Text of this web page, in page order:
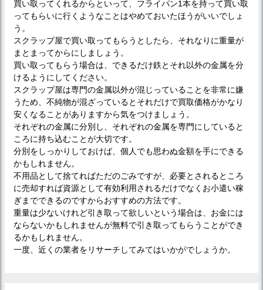
買い取ってくれるからといって、フライパン1本を持って買い取
ってもらいに行くようなことはやめておいたほうがいいでしょ
う。
スクラップ屋で買い取ってもらうとしたら、それなりに重量が
まとまってからにしましょう。
買い取ってもらう場合は、できるだけ鉄とそれ以外の金属を分
けるようにしてください。
スクラップ屋は専門の金属以外が混じっていることを非常に嫌
うため、不純物が混ざっているとそれだけで買取価格がかなり
安くなることがありますから気をつけましょう。
それぞれの金属に分別し、それぞれの金属を専門にしていると
ころに持ち込むことが大切です。
分別をしっかりしておけば、個人でも思わぬ金額を手にできる
かもしれません。
不用品として捨てればただのごみですが、必要とされるところ
に売却すれば資源として有効利用されるだけでなくお小遣い稼
ぎまでできるのですからおすすめの方法です。
重量は少ないけれど引き取って欲しいという場合は、お金には
ならないかもしれませんが無料で引き取ってもらうことができ
るかもしれません。
一度、近くの業者をリサーチしてみてはいかがでしょうか。